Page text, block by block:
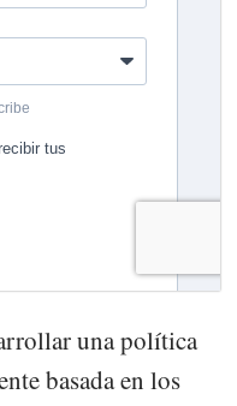
una política
basada en los